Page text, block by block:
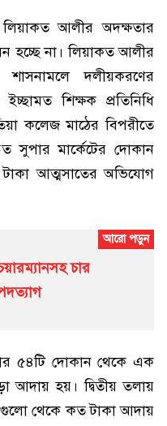
আলীর অদক্ষতার
হচ্ছে না। লিয়াকত আলীর
দলীয়করণের
শিক্ষক প্রতিনিধি
কলেজ মাঠের বিপরীতে
সুপার মার্কেটের দোকান
টাকা আত্মসাতের অভিযোগ
চার
৫৪টি দোকান থেকে এক
আদায় হয়। দ্বিতীয় তলায়
থেকে কত টাকা আদায়